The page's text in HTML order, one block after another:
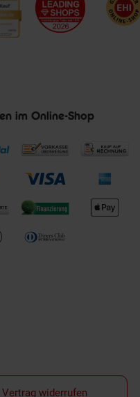
im Online-Shop
Vertrag widerrufen